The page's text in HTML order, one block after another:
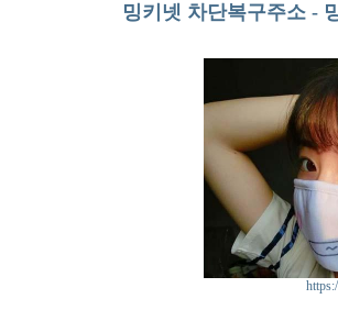
밍키넷 차단복구주소 -